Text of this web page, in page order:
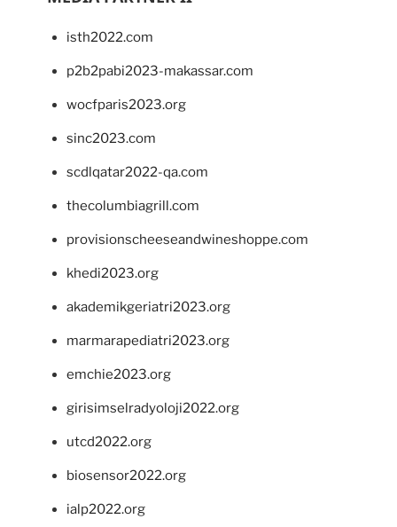
isth2022.com
p2b2pabi2023-makassar.com
wocfparis2023.org
sinc2023.com
scdlqatar2022-qa.com
thecolumbiagrill.com
provisionscheeseandwineshoppe.com
khedi2023.org
akademikgeriatri2023.org
marmarapediatri2023.org
emchie2023.org
girisimselradyoloji2022.org
utcd2022.org
biosensor2022.org
ialp2022.org